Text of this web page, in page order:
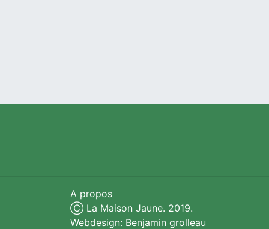
A propos
Ⓒ La Maison Jaune. 2019.
Webdesign: Benjamin grolleau